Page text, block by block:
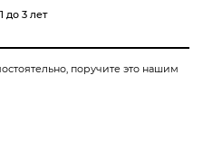
до 3 лет
поручите это нашим